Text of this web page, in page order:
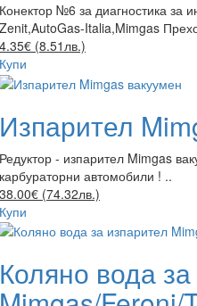
Конектор №6 за диагностика за
Zenit,AutoGas-Italia,Mimgas
4.35€ (8.51лв.)
Купи
Изпарител
Редуктор - изпарител Mimgas
карбураторни автомобили ! ..
38.00€ (74.32лв.)
Купи
Коляно вода